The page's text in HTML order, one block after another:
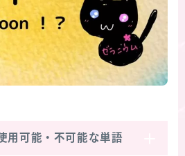
用可能・不可能な単語